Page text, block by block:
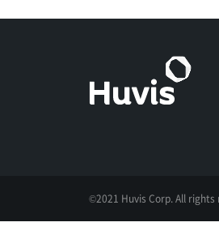
©2021 Huvis Corp. All rights